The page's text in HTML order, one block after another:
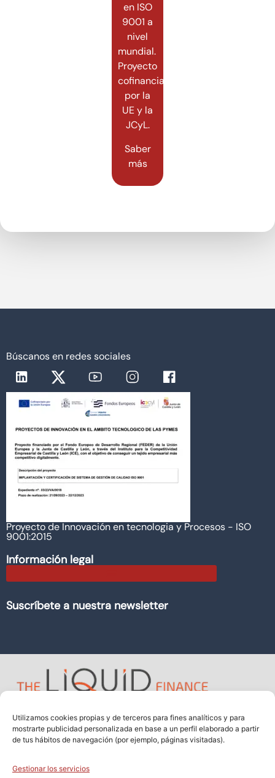
Utilizamos cookies propias y de terceros para fines analíticos y para
mostrarte publicidad personalizada en base a un perfil elaborado a partir
de tus hábitos de navegación (por ejemplo, páginas visitadas).
Gestionar los servicios
en ISO
9001 a
nivel
mundial.
Proyecto
cofinanciado
por la
UE y la
JCyL.
Saber
más
Búscanos en redes sociales
Proyecto de Innovación en tecnologia y Procesos - ISO
9001:2015
Información legal
Suscríbete a nuestra newsletter